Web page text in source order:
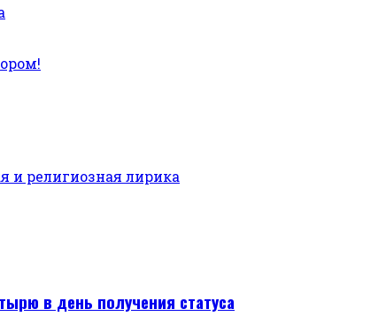
и религиозная лирика
в день получения статуса